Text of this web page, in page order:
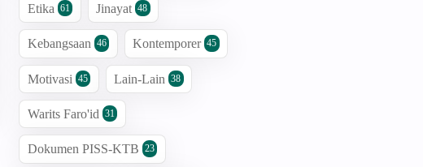
Etika 61 Jinayat 48
Kebangsaan 46 Kontemporer 45
Motivasi 45 Lain-Lain 38
Warits Faro'id 31
Dokumen PISS-KTB 23